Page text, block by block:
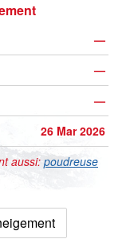
—
—
—
26 Mar 2026
aussi:poudreuse